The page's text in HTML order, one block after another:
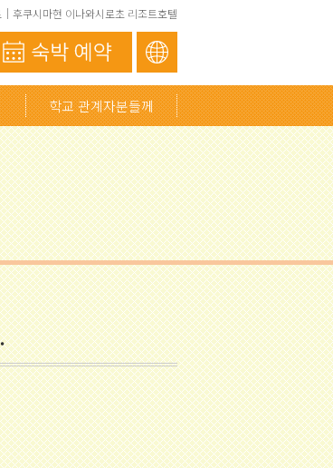
후쿠시마현 이나와시로초 리조트호텔
학교 관계자분들께